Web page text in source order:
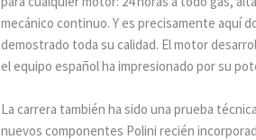
mecánico continuo. Y es precisamente aquí
demostrado toda su calidad. El motor
el equipo español ha impresionado por su
La carrera también ha sido una prueba
nuevos componentes Polini recién